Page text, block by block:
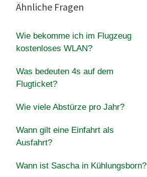
Ähnliche Fragen
Wie bekomme ich im Flugzeug
kostenloses WLAN?
Was bedeuten 4s auf dem
Flugticket?
Wie viele Abstürze pro Jahr?
Wann gilt eine Einfahrt als
Ausfahrt?
Wann ist Sascha in Kühlungsborn?